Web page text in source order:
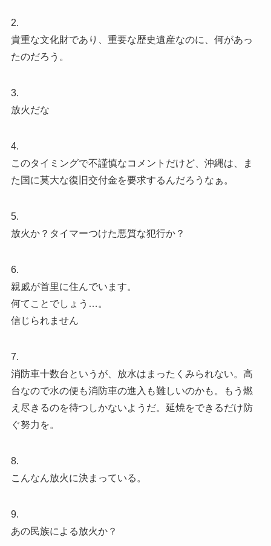
2.
貴重な文化財であり、重要な歴史遺産なのに、何があっ
たのだろう。
3.
放火だな
4.
このタイミングで不謹慎なコメントだけど、沖縄は、ま
た国に莫大な復旧交付金を要求するんだろうなぁ。
5.
放火か？タイマーつけた悪質な犯行か？
6.
親戚が首里に住んでいます。
何てことでしょう…。
信じられません
7.
消防車十数台というが、放水はまったくみられない。高
台なので水の便も消防車の進入も難しいのかも。もう燃
え尽きるのを待つしかないようだ。延焼をできるだけ防
ぐ努力を。
8.
こんなん放火に決まっている。
9.
あの民族による放火か？